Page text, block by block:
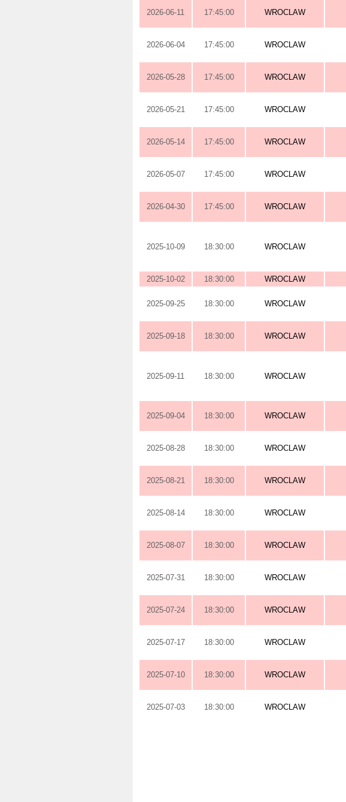
2026-06-11 17:45:00 WROCLAW
2026-06-04 17:45:00 WROCLAW
2026-05-28 17:45:00 WROCLAW
2026-05-21 17:45:00 WROCLAW
2026-05-14 17:45:00 WROCLAW
2026-05-07 17:45:00 WROCLAW
2026-04-30 17:45:00 WROCLAW
2025-10-09 18:30:00 WROCLAW
2025-10-02 18:30:00 WROCLAW
2025-09-25 18:30:00 WROCLAW
2025-09-18 18:30:00 WROCLAW
2025-09-11 18:30:00 WROCLAW
2025-09-04 18:30:00 WROCLAW
2025-08-28 18:30:00 WROCLAW
2025-08-21 18:30:00 WROCLAW
2025-08-14 18:30:00 WROCLAW
2025-08-07 18:30:00 WROCLAW
2025-07-31 18:30:00 WROCLAW
2025-07-24 18:30:00 WROCLAW
2025-07-17 18:30:00 WROCLAW
2025-07-10 18:30:00 WROCLAW
2025-07-03 18:30:00 WROCLAW